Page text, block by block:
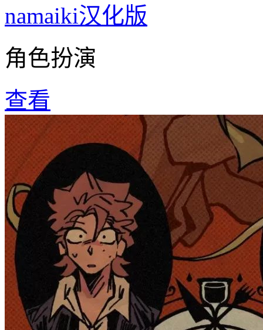
namaiki汉化版
角色扮演
查看